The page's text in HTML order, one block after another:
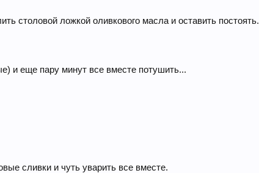
столовой ложкой оливкового масла и оставить постоять.
и еще пару минут все вместе потушить...
сливки и чуть уварить все вместе.